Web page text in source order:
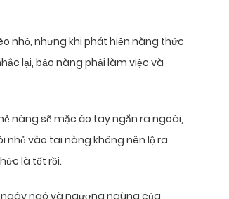
nhỏ, nhưng khi phát hiện nàng thức
lại, bảo nàng phải làm việc và
nàng sẽ mặc áo tay ngắn ra ngoài,
nhỏ vào tai nàng không nên lộ ra
là tốt rồi.